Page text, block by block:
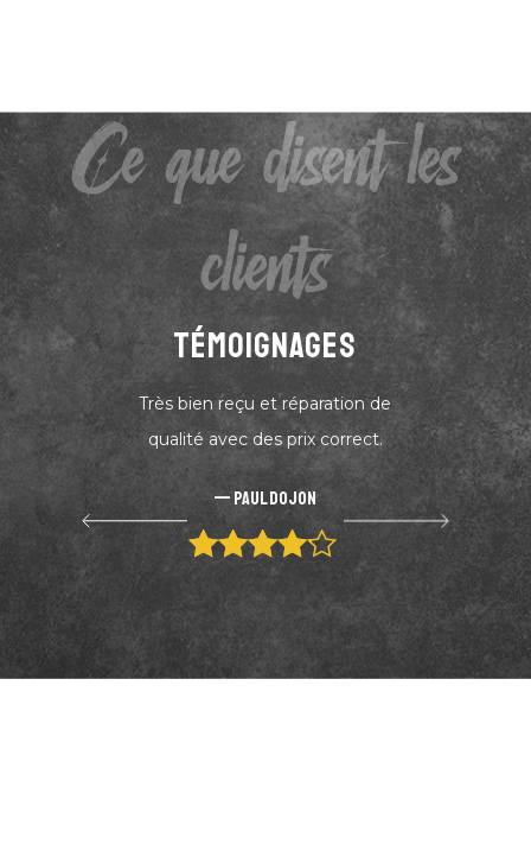
Ce que disent les
clients
TÉMOIGNAGES
Très bien reçu et réparation de
qualité avec des prix correct.
Paul Dojon